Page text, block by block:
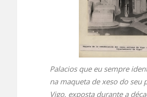
Palacios que eu sempre
na maqueta de xeso do seu
Vigo, exposta durante a